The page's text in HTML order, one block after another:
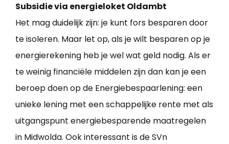
Subsidie via energieloket Oldambt
Het mag duidelijk zijn: je kunt fors besparen door
te isoleren. Maar let op, als je wilt besparen op je
energierekening heb je wel wat geld nodig. Als er
te weinig financiële middelen zijn dan kan je een
beroep doen op de Energiebespaarlening: een
unieke lening met een schappelijke rente met als
uitgangspunt energiebesparende maatregelen
in Midwolda. Ook interessant is de SVn